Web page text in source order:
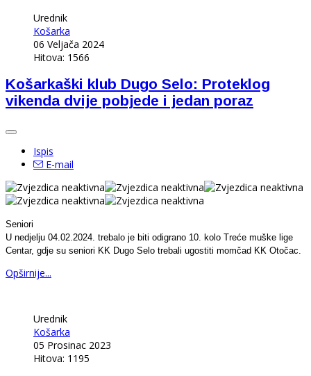
Urednik
Košarka
06 Veljača 2024
Hitova: 1566
Košarkaški klub Dugo Selo: Proteklog
vikenda dvije pobjede i jedan poraz
Ispis
E-mail
Seniori
U nedjelju 04.02.2024. trebalo je biti odigrano 10. kolo Treće muške lige
Centar, gdje su seniori KK Dugo Selo trebali ugostiti momčad KK Otočac.
Opširnije...
Urednik
Košarka
05 Prosinac 2023
Hitova: 1195